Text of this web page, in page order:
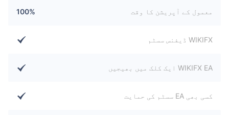
معمول کے آپریشن کا وقت 100%
WIKIFX ڈیفنس سسٹم
WIKIFX EA ایک کلک میں بھیجیں
کسی بھی EA سسٹم کی حمایت